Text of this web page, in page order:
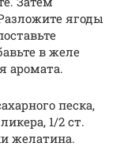
ягоды
в желе
аромата.
песка,
1/2 ст.
желатина.